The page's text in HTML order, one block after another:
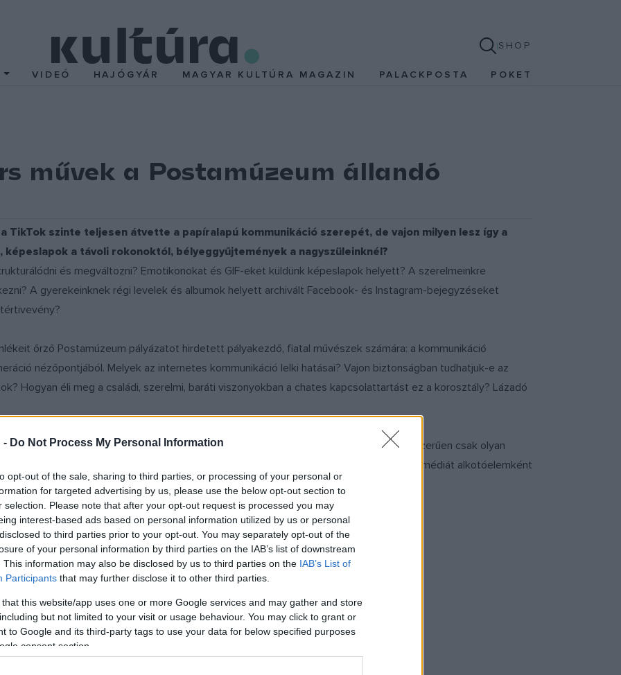
- Do Not Process My Personal Information
opt-out of the sale, sharing to third parties, or processing of your personal or
for targeted advertising by us, please use the below opt-out section to
selection. Please note that after your opt-out request is processed you may
interest-based ads based on personal information utilized by us or personal
to third parties prior to your opt-out. You may separately opt-out of the
of your personal information by third parties on the IAB’s list of downstream
This information may also be disclosed by us to third parties on the IAB’s List of
Participants that may further disclose it to other third parties.
that this website/app uses one or more Google services and may gather and store
but not limited to your visit or usage behaviour. You may click to grant or
to Google and its third-party tags to use your data for below specified purposes
consent section.
SHOP
VIDEÓ HAJÓGYÁR MAGYAR KULTÚRA MAGAZIN PALACKPOSTA POKET
művek a Postamúzeum állandó
TikTok szinte teljesen átvette a papíralapú kommunikáció szerepét, de vajon milyen lesz így a
a távoli rokonoktól, bélyeggyűjtemények a nagyszüleinknél?
és megváltozni? Emotikonokat és GIF-eket küldünk képeslapok helyett? A szerelmeinkre
A gyerekeinknek régi levelek és albumok helyett archivált Facebook- és Instagram-bejegyzéseket
őrző Postamúzeum pályázatot hirdetett pályakezdő, fiatal művészek számára: a kommunikáció
nézőpontjából. Melyek az internetes kommunikáció lelki hatásai? Vajon biztonságban tudhatjuk-e az
Hogyan éli meg a családi, szerelmi, baráti viszonyokban a chates kapcsolattartást ez a korosztály? Lázadó
a jelentkezőket, de arra is kíváncsiak voltak a Postamúzeum munkatársai, ha egyszerűen csak olyan
mint az üzenet, a titok, a szavak, az írás, vagy ha az online teret vagy a közösségi médiát alkotóelemként